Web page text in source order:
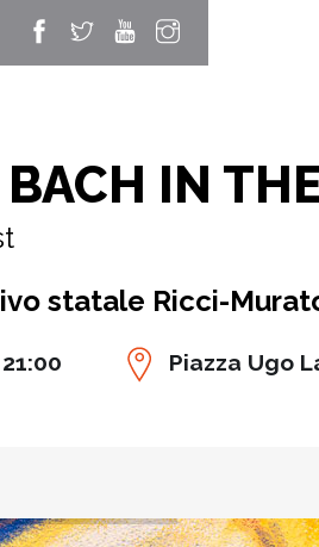
IN
statale Ricci-
21:00 Piazza Ugo